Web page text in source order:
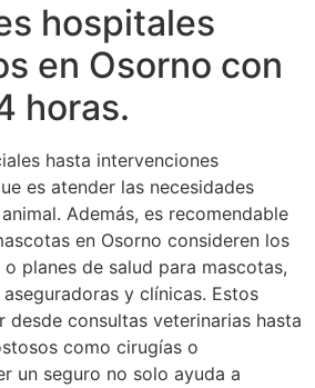
hospitales
en Osorno con
horas.
hasta intervenciones
es atender las necesidades
Además, es recomendable
en Osorno consideren los
planes de salud para mascotas,
y clínicas. Estos
desde consultas veterinarias hasta
como cirugías o
un seguro no solo ayuda a